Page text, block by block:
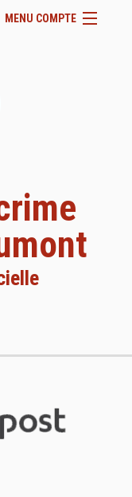
MENU COMPTE